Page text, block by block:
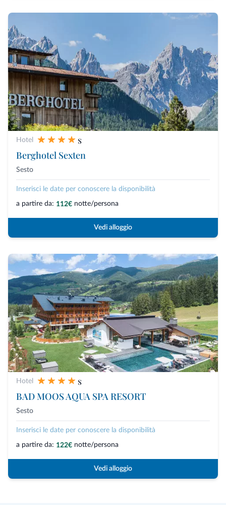
Hotel
s
Berghotel Sexten
Sesto
Inserisci le date per conoscere la disponibilità
a partire da: 112€ notte/persona
Vedi alloggio
Hotel
s
BAD MOOS AQUA SPA RESORT
Sesto
Inserisci le date per conoscere la disponibilità
a partire da: 122€ notte/persona
Vedi alloggio